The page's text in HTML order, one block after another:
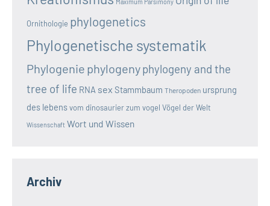
Maximum Parsimony
Ornithologie phylogenetics
Phylogenetische systematik
Phylogenie phylogenyphylogeny and the
tree of life RNA sex Stammbaum Theropoden ursprung
des lebensvom dinosaurier zum vogel Vögel der Welt
Wissenschaft Wort und Wissen
Archiv